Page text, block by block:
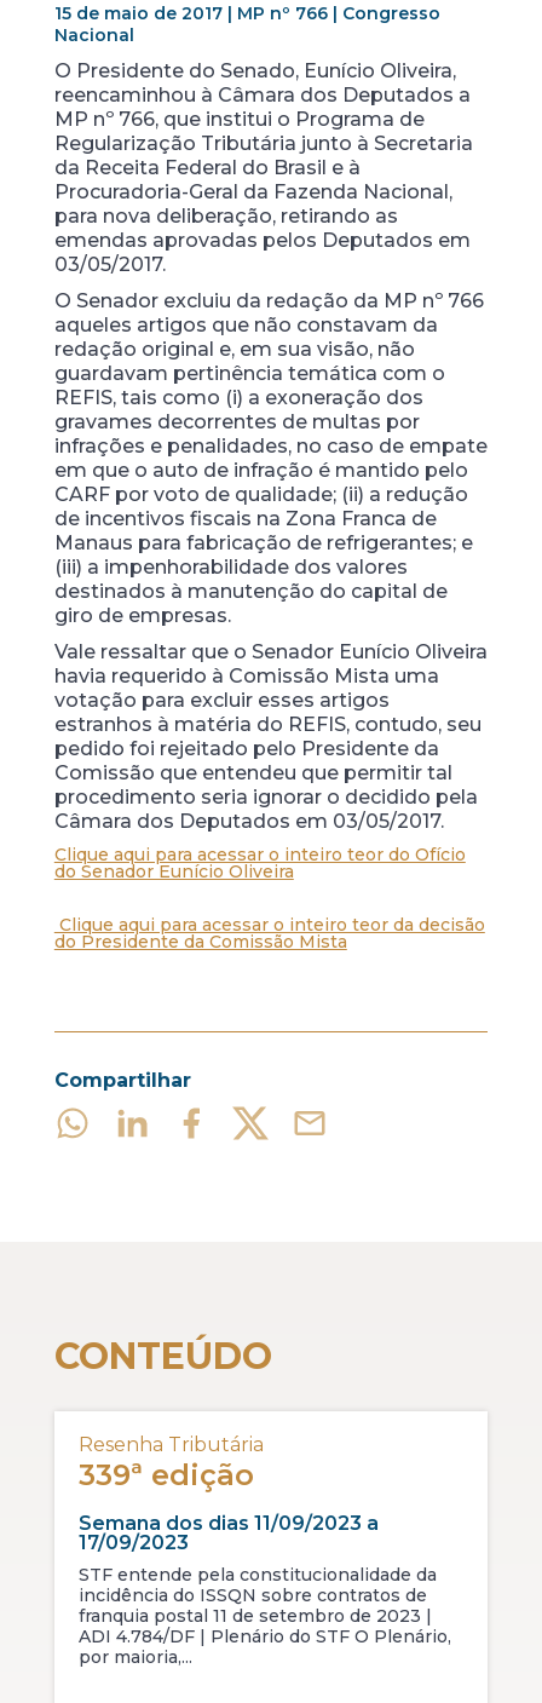
15 de maio de 2017 | MP nº 766 | Congresso
Nacional
O Presidente do Senado, Eunício Oliveira,
reencaminhou à Câmara dos Deputados a
MP nº 766, que institui o Programa de
Regularização Tributária junto à Secretaria
da Receita Federal do Brasil e à
Procuradoria-Geral da Fazenda Nacional,
para nova deliberação, retirando as
emendas aprovadas pelos Deputados em
03/05/2017.
O Senador excluiu da redação da MP nº 766
aqueles artigos que não constavam da
redação original e, em sua visão, não
guardavam pertinência temática com o
REFIS, tais como (i) a exoneração dos
gravames decorrentes de multas por
infrações e penalidades, no caso de empate
em que o auto de infração é mantido pelo
CARF por voto de qualidade; (ii) a redução
de incentivos fiscais na Zona Franca de
Manaus para fabricação de refrigerantes; e
(iii) a impenhorabilidade dos valores
destinados à manutenção do capital de
giro de empresas.
Vale ressaltar que o Senador Eunício Oliveira
havia requerido à Comissão Mista uma
votação para excluir esses artigos
estranhos à matéria do REFIS, contudo, seu
pedido foi rejeitado pelo Presidente da
Comissão que entendeu que permitir tal
procedimento seria ignorar o decidido pela
Câmara dos Deputados em 03/05/2017.
Clique aqui para acessar o inteiro teor do Ofício
do Senador Eunício Oliveira
Clique aqui para acessar o inteiro teor da decisão
do Presidente da Comissão Mista
Compartilhar
CONTEÚDO
Resenha Tributária
339ª edição
Semana dos dias 11/09/2023 a
17/09/2023
STF entende pela constitucionalidade da
incidência do ISSQN sobre contratos de
franquia postal 11 de setembro de 2023 |
ADI 4.784/DF | Plenário do STF O Plenário,
por maioria,...